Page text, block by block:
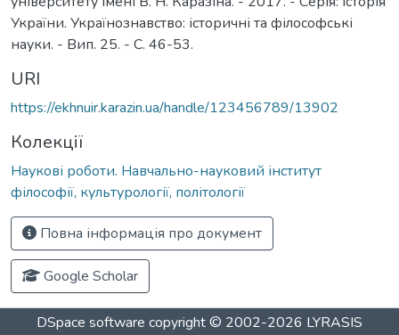
України. Українознавство: історичні та філософські
науки. - Вип. 25. - С. 46-53.
URI
https://ekhnuir.karazin.ua/handle/123456789/13902
Колекції
Наукові роботи. Навчально-науковий інститут
філософії, культурології, політології
Повна інформація про документ
Google Scholar
DSpace software copyright © 2002-2026 LYRASIS